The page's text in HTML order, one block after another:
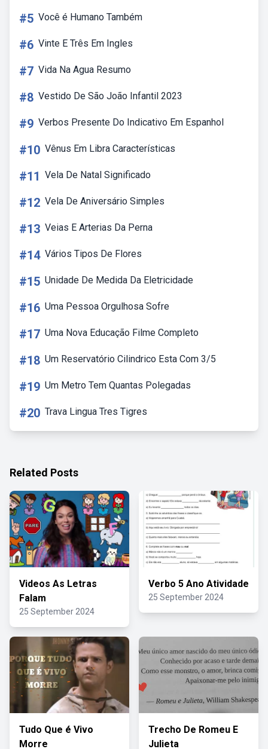
#5 Você é Humano Também
#6 Vinte E Três Em Ingles
#7 Vida Na Agua Resumo
#8 Vestido De São João Infantil 2023
#9 Verbos Presente Do Indicativo Em Espanhol
#10 Vênus Em Libra Características
#11 Vela De Natal Significado
#12 Vela De Aniversário Simples
#13 Veias E Arterias Da Perna
#14 Vários Tipos De Flores
#15 Unidade De Medida Da Eletricidade
#16 Uma Pessoa Orgulhosa Sofre
#17 Uma Nova Educação Filme Completo
#18 Um Reservatório Cilindrico Esta Com 3/5
#19 Um Metro Tem Quantas Polegadas
#20 Trava Lingua Tres Tigres
Related Posts
Videos As Letras
Falam
25 September 2024
Verbo 5 Ano Atividade
25 September 2024
Tudo Que é Vivo
Morre
Trecho De Romeu E
Julieta